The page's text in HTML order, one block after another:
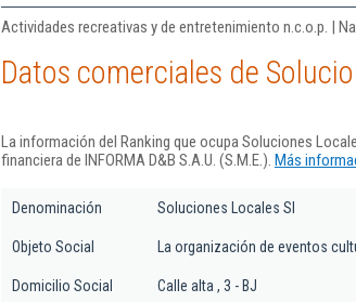
Actividades recreativas y de entretenimiento n.c.o.p. |
Datos comerciales de
La información del Ranking que ocupa Soluciones
financiera de INFORMA D&B S.A.U. (S.M.E.). Más
Denominación Soluciones Locales Sl
Objeto Social La organización de eventos
Domicilio Social Calle alta , 3 - BJ